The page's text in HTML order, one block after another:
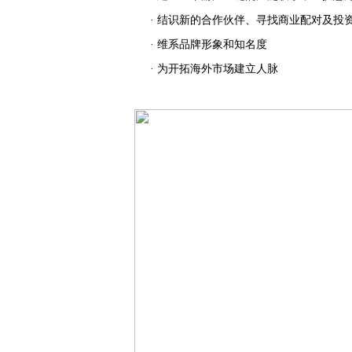
· 结识新的合作伙伴、寻找商业配对及投
· 维系品牌形象和知名度
· 为开拓海外市场建立人脉